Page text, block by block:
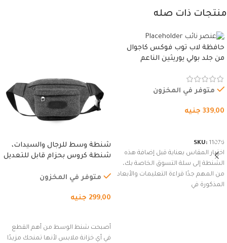
منتجات ذات صله
حافظة لاب توب فوكس كاجوال
من جلد بولي يوريثين الناعم
وسوستة.
متوفر في المخزون
339,00 جنيه
SKU: 11076
اختيار المقاس بعناية قبل إضافة هذه
الشنطة إلى سلة التسوق الخاصة بك،
من المهم جدًا قراءة التعليمات والأبعاد
المذكورة في
شنطة وسط للرجال والسيدات،
شنطة كروس بحزام قابل للتعديل
السفر، الجري العادي، المشي
(رمادي)
متوفر في المخزون
299,00 جنيه
أصبحت شنط الوسط من أهم القطع
في أي خزانة ملابس لأنها تمنحك مزيدًا